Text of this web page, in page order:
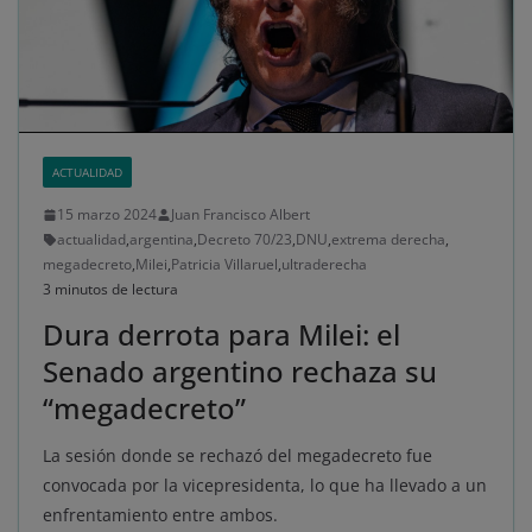
ACTUALIDAD
15 marzo 2024
Juan Francisco Albert
actualidad,argentina,Decreto 70/23,DNU,extrema derecha,
megadecreto,Milei,Patricia Villaruel,ultraderecha
3 minutos de lectura
Dura derrota para Milei: el
Senado argentino rechaza su
“megadecreto”
La sesión donde se rechazó del megadecreto fue
convocada por la vicepresidenta, lo que ha llevado a un
enfrentamiento entre ambos.